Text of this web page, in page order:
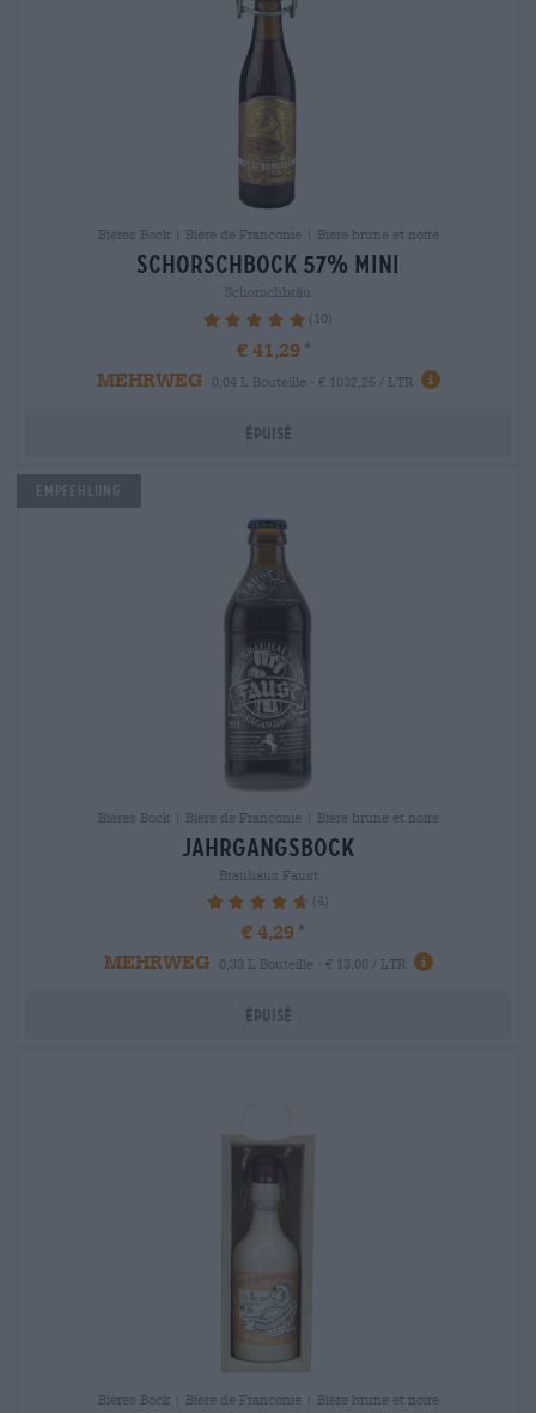
Bières Bock | Bière de Franconie | Bière brune et noire
schorschbock 57% mini
Schorschbräu
100% (10)
€ 41,29
MEHRWEG
0,04 L Bouteille - € 1032,25 / LTR
Épuisé
Empfehlung
Bières Bock | Bière de Franconie | Bière brune et noire
jahrgangsbock
Brauhaus Faust
95% (4)
€ 4,29
MEHRWEG
0,33 L Bouteille - € 13,00 / LTR
Épuisé
Bières Bock | Bière de Franconie | Bière brune et noire